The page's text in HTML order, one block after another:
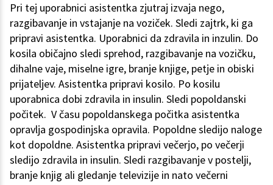
Pri tej uporabnici asistentka zjutraj izvaja nego,
razgibavanje in vstajanje na voziček. Sledi zajtrk, ki ga
pripravi asistentka. Uporabnici da zdravila in inzulin. Do
kosila običajno sledi sprehod, razgibavanje na vozičku,
dihalne vaje, miselne igre, branje knjige, petje in obiski
prijateljev. Asistentka pripravi kosilo. Po kosilu
uporabnica dobi zdravila in insulin. Sledi popoldanski
počitek. V času popoldanskega počitka asistentka
opravlja gospodinjska opravila. Popoldne sledijo naloge
kot dopoldne. Asistentka pripravi večerjo, po večerji
sledijo zdravila in insulin. Sledi razgibavanje v postelji,
branje knjig ali gledanje televizije in nato večerni